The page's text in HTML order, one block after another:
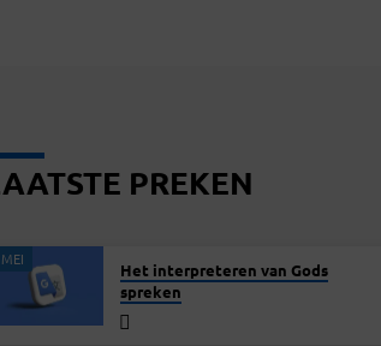
PREKEN
Het interpreteren van Gods
spreken